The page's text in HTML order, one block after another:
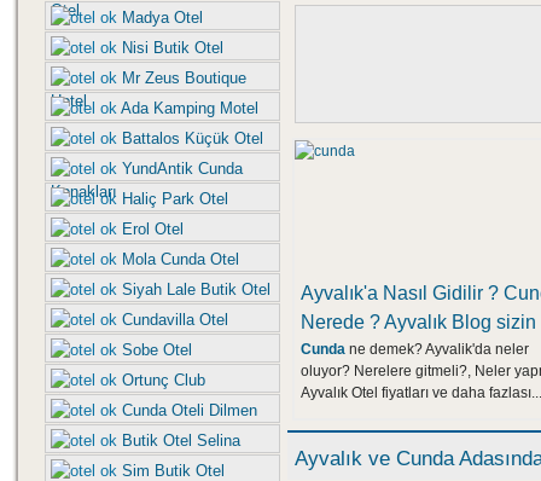
Otel
Madya Otel
Nisi Butik Otel
Mr Zeus Boutique
Hotel
Ada Kamping Motel
Battalos Küçük Otel
YundAntik Cunda
Konakları Haliç Park Otel
Erol Otel
Mola Cunda Otel
Siyah Lale Butik Otel
Cundavilla Otel
Sobe Otel
Ortunç Club
Cunda Oteli Dilmen
Butik Otel Selina
Sim Butik Otel
Ayvalık'a Nasıl Gidilir ?
Nerede ? Ayvalık Blog
Cunda ne demek? Ayvalik'da neler
oluyor? Nerelere gitmeli?, Neler
Ayvalık Otel fiyatları ve daha fazlası...
Ayvalık ve Cunda